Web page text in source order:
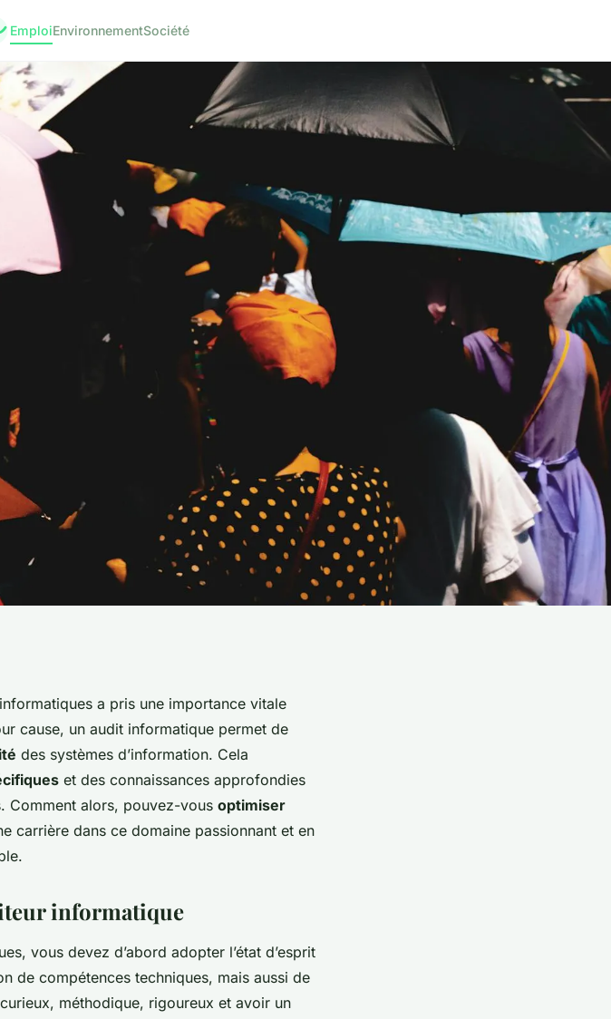
EmploiEnvironnementSociété
dans
a pris une importance vitale
cause, un audit informatique permet de
des systèmes d’information. Cela
et des connaissances approfondies
Comment alors, pouvez-vous optimiser
carrière dans ce domaine passionnant et en
informatique
vous devez d’abord adopter l’état d’esprit
de compétences techniques, mais aussi de
méthodique, rigoureux et avoir un